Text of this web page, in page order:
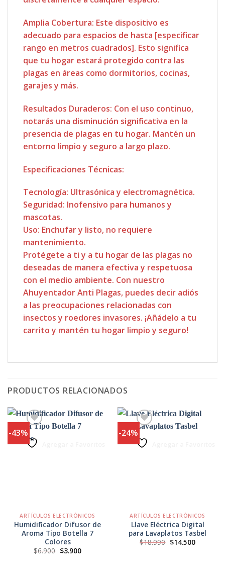
Amplia Cobertura: Este dispositivo es
adecuado para espacios de hasta [especificar
rango en metros cuadrados]. Esto significa
que tu hogar estará protegido contra las
plagas en áreas como dormitorios, cocinas,
garajes y más.
Resultados Duraderos: Con el uso continuo,
notarás una disminución significativa en la
presencia de plagas en tu hogar. Mantén un
entorno limpio y seguro a largo plazo.
Especificaciones Técnicas:
Tecnología: Ultrasónica y electromagnética.
Seguridad: Inofensivo para humanos y
mascotas.
Uso: Enchufar y listo, no requiere
mantenimiento.
Protégete a ti y a tu hogar de las plagas no
deseadas de manera efectiva y respetuosa
con el medio ambiente. Con nuestro
Ahuyentador Anti Plagas, puedes decir adiós
a las preocupaciones relacionadas con
insectos y roedores invasores. ¡Añádelo a tu
carrito y mantén tu hogar limpio y seguro!
PRODUCTOS RELACIONADOS
-43%
ARTÍCULOS ELECTRÓNICOS
Humidificador Difusor de
Aroma Tipo Botella 7
Colores
$6.900 El
precio
$3.900El
-24%
ARTÍCULOS ELECTRÓNICOS
Llave Eléctrica Digital
para Lavaplatos Tasbel
$18.990 El
precio
$14.500El